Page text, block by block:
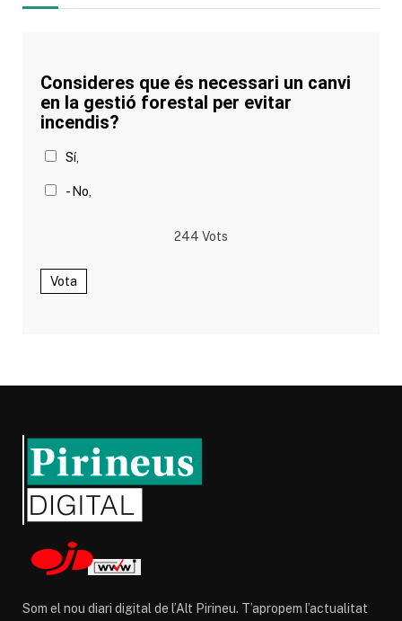
Consideres que és necessari un canvi
en la gestió forestal per evitar
incendis?
Sí,
- No,
244 Vots
Vota
Som el nou diari digital de l’Alt Pirineu. T’apropem l’actualitat